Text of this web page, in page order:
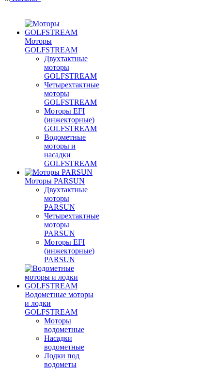
Моторы
GOLFSTREAM
Двухтактные
моторы
GOLFSTREAM
Четырехтактные
моторы
GOLFSTREAM
Моторы EFI
(инжекторные)
GOLFSTREAM
Водометные
моторы и
насадки
GOLFSTREAM
Моторы PARSUN
Двухтактные
моторы
PARSUN
Четырехтактные
моторы
PARSUN
Моторы EFI
(инжекторные)
PARSUN
Водометные моторы
и лодки
GOLFSTREAM
Моторы
водометные
Насадки
водометные
Лодки под
водометы